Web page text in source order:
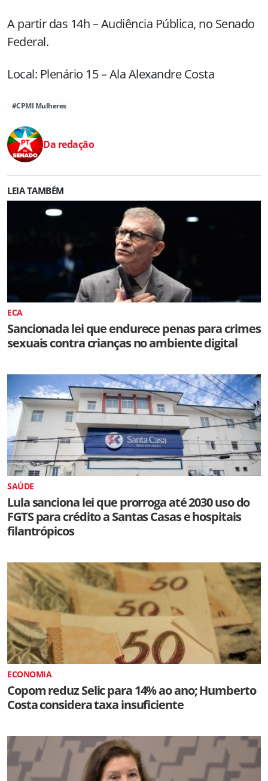
A partir das 14h – Audiência Pública, no Senado
Federal.
Local: Plenário 15 – Ala Alexandre Costa
#CPMI Mulheres
Da redação
LEIA TAMBÉM
ECA
Sancionada lei que endurece penas para crimes
sexuais contra crianças no ambiente digital
SAÚDE
Lula sanciona lei que prorroga até 2030 uso do
FGTS para crédito a Santas Casas e hospitais
filantrópicos
ECONOMIA
Copom reduz Selic para 14% ao ano; Humberto
Costa considera taxa insuficiente